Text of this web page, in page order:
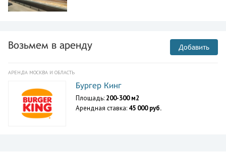
Возьмем в аренду Добавить
АРЕНДА МОСКВА И ОБЛАСТЬ
Бургер Кинг
Площадь: 200-300 м2
Арендная ставка: 45 000 руб.